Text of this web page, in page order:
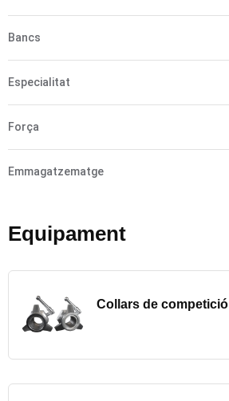
Bancs
Especialitat
Força
Emmagatzematge
Equipament
Collars de competició